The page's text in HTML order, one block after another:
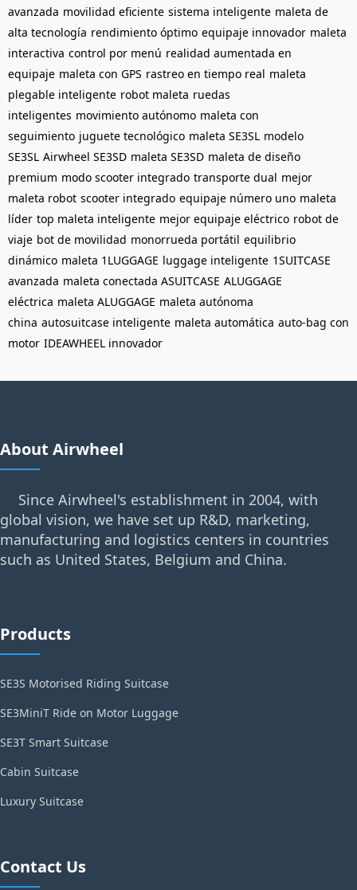
avanzada movilidad eficiente sistema inteligente maleta de
alta tecnología rendimiento óptimo equipaje innovador maleta
interactiva control por menú realidad aumentada en
equipaje maleta con GPS rastreo en tiempo real maleta
plegable inteligente robot maleta ruedas
inteligentes movimiento autónomo maleta con
seguimiento juguete tecnológico maleta SE3SL modelo
SE3SL Airwheel SE3SD maleta SE3SD maleta de diseño
premium modo scooter integrado transporte dual mejor
maleta robot scooter integrado equipaje número uno maleta
líder top maleta inteligente mejor equipaje eléctrico robot de
viaje bot de movilidad monorrueda portátil equilibrio
dinámico maleta 1LUGGAGE luggage inteligente 1SUITCASE
avanzada maleta conectada ASUITCASE ALUGGAGE
eléctrica maleta ALUGGAGE maleta autónoma
china autosuitcase inteligente maleta automática auto-bag con
motor IDEAWHEEL innovador
About Airwheel
Since Airwheel's establishment in 2004, with
global vision, we have set up R&D, marketing,
manufacturing and logistics centers in countries
such as United States, Belgium and China.
Products
SE3S Motorised Riding Suitcase
SE3MiniT Ride on Motor Luggage
SE3T Smart Suitcase
Cabin Suitcase
Luxury Suitcase
Contact Us